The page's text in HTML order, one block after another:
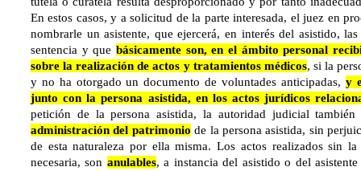
En estos casos, y a solicitud de la parte interesada, el juez en
nombrarle un asistente, que ejercerá, en interés del asistido,
sentencia y que básicamente son, en el ámbito personal
sobre la realización de actos y tratamientos médicos, si la
y no ha otorgado un documento de voluntades anticipadas, y
junto con la persona asistida, en los actos jurídicos
petición de la persona asistida, la autoridad judicial
administración del patrimonio de la persona asistida, sin
de esta naturaleza por ella misma. Los actos realizados sin
necesaria, son anulables, a instancia del asistido o del